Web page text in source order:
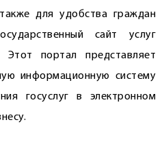
для удобства граждан
сайт услуг
Этот портал представляет
информационную систему
госуслуг в электронном